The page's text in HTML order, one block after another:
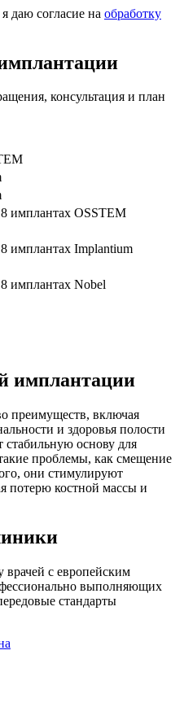
даю согласие на обработку
консультация и план
имплантах OSSTEM
имплантах Implantium
имплантах Nobel
имплантации
преимуществ, включая
и здоровья полости
основу для
проблемы, как смещение
они стимулируют
потерю костной массы и
с европейским
выполняющих
стандарты